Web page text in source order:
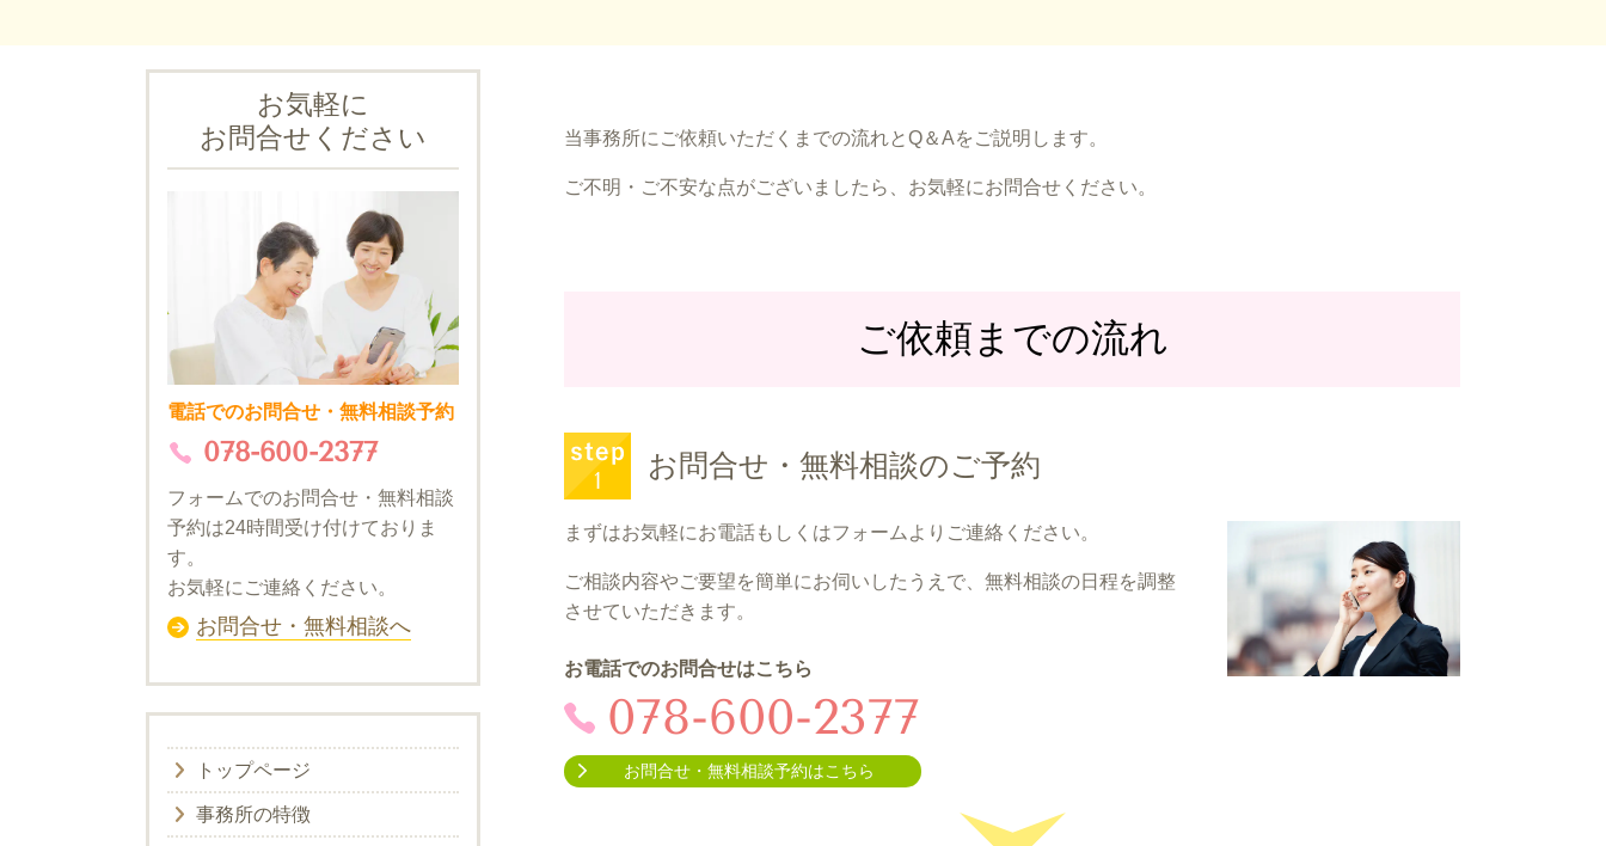
当事務所にご依頼いただくまでの流れとQ＆Aをご説明します。
ご不明・ご不安な点がございましたら、お気軽にお問合せください。
ご依頼までの流れ
お問合せ・無料相談のご予約
まずはお気軽にお電話もしくはフォームよりご連絡ください。
ご相談内容やご要望を簡単にお伺いしたうえで、無料相談の日程を調整
させていただきます。
お電話でのお問合せはこちら
078-600-2377
お問合せ・無料相談予約はこちら
お気軽に
お問合せください
電話でのお問合せ・無料相談予約
078-600-2377
フォームでのお問合せ・無料相談
予約は24時間受け付けておりま
す。
お気軽にご連絡ください。
お問合せ・無料相談へ
トップページ
事務所の特徴